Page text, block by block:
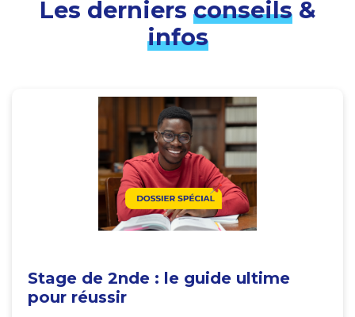
Les derniers conseils&
infos
Stage de 2nde : le guide ultime
pour réussir